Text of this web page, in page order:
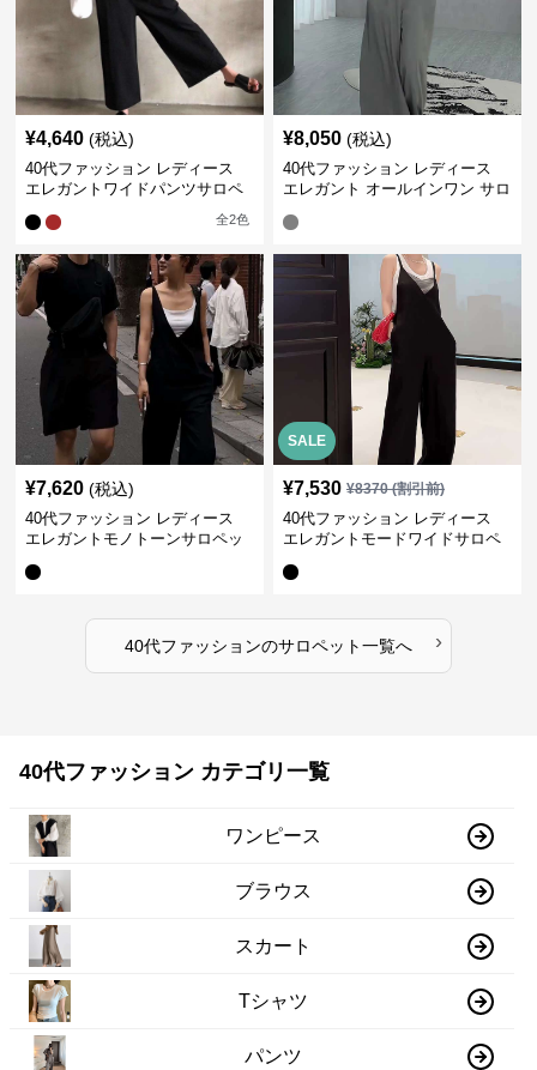
¥4,640 (税込)
40代ファッション レディース
エレガントワイドパンツサロペ
全2色
¥8,050 (税込)
40代ファッション レディース
エレガント オールインワン サロ
ール
¥7,620 (税込)
40代ファッション レディース
エレガントモノトーンサロペッ
ン
SALE
¥7,530 ¥8370(割引前)
40代ファッション レディース
エレガントモードワイドサロペ
ワン
40代ファッションのサロペット一覧へ ›
40代ファッション カテゴリ一覧
ワンピース
ブラウス
スカート
Tシャツ
パンツ